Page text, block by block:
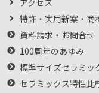
アクセス
特許・実用新案・商
資料請求・お問合せ
100周年のあゆみ
標準サイズセラミッ
セラミックス特性比